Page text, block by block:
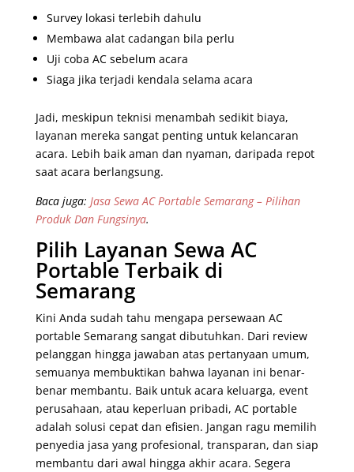
Survey lokasi terlebih dahulu
Membawa alat cadangan bila perlu
Uji coba AC sebelum acara
Siaga jika terjadi kendala selama acara
Jadi, meskipun teknisi menambah sedikit biaya,
layanan mereka sangat penting untuk kelancaran
acara. Lebih baik aman dan nyaman, daripada repot
saat acara berlangsung.
Baca juga: Jasa Sewa AC Portable Semarang – Pilihan
Produk Dan Fungsinya.
Pilih Layanan Sewa AC
Portable Terbaik di
Semarang
Kini Anda sudah tahu mengapa persewaan AC
portable Semarang sangat dibutuhkan. Dari review
pelanggan hingga jawaban atas pertanyaan umum,
semuanya membuktikan bahwa layanan ini benar-
benar membantu. Baik untuk acara keluarga, event
perusahaan, atau keperluan pribadi, AC portable
adalah solusi cepat dan efisien. Jangan ragu memilih
penyedia jasa yang profesional, transparan, dan siap
membantu dari awal hingga akhir acara. Segera